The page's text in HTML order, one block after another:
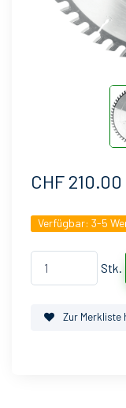
CHF 210.00
Verfügbar: 3-5
Stk.
Zur Merkliste